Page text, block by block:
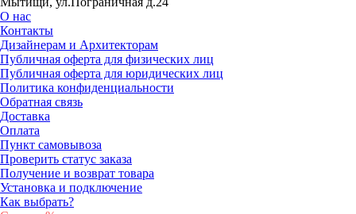
О нас
Контакты
Дизайнерам и Архитекторам
Публичная оферта для физических лиц
Публичная оферта для юридических лиц
Политика конфиденциальности
Обратная связь
Доставка
Оплата
Пункт самовывоза
Проверить статус заказа
Получение и возврат товара
Установка и подключение
Как выбрать?